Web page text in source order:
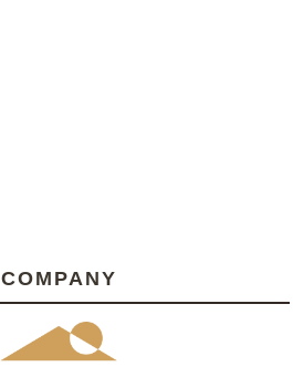
COMPANY